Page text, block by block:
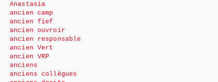
Anastasia
ancien camp
ancien fief
ancien ouvroir
ancien responsable
ancien Vert
ancien VRP
anciens
anciens collègues